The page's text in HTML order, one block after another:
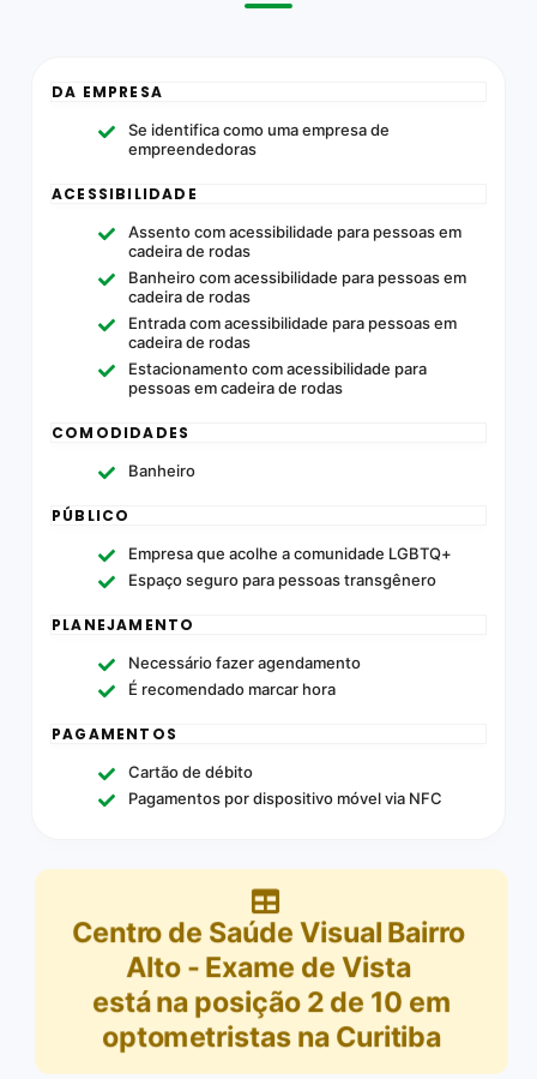
DA EMPRESA
Se identifica como uma empresa de
empreendedoras
ACESSIBILIDADE
Assento com acessibilidade para pessoas em
cadeira de rodas
Banheiro com acessibilidade para pessoas em
cadeira de rodas
Entrada com acessibilidade para pessoas em
cadeira de rodas
Estacionamento com acessibilidade para
pessoas em cadeira de rodas
COMODIDADES
Banheiro
PÚBLICO
Empresa que acolhe a comunidade LGBTQ+
Espaço seguro para pessoas transgênero
PLANEJAMENTO
Necessário fazer agendamento
É recomendado marcar hora
PAGAMENTOS
Cartão de débito
Pagamentos por dispositivo móvel via NFC
Centro de Saúde Visual Bairro
Alto - Exame de Vista
está na posição 2 de 10 em
optometristas na Curitiba